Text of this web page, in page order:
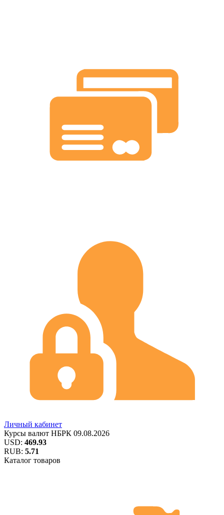
Личный кабинет
Курсы валют НБРК 09.08.2026
USD: 469.93
RUB: 5.71
Каталог товаров